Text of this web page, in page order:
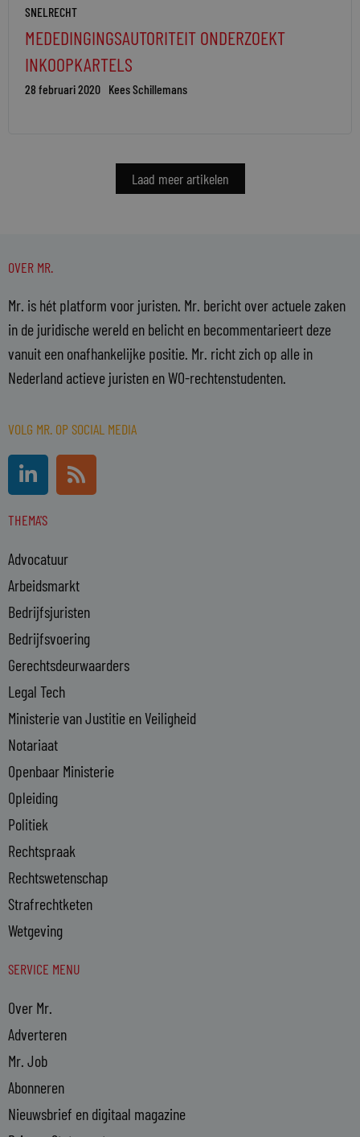
SNELRECHT
MEDEDINGINGSAUTORITEIT ONDERZOEKT
INKOOPKARTELS
28 februari 2020 Kees Schillemans
Laad meer artikelen
OVER MR.
Mr. is hét platform voor juristen. Mr. bericht over actuele zaken
in de juridische wereld en belicht en becommentarieert deze
vanuit een onafhankelijke positie. Mr. richt zich op alle in
Nederland actieve juristen en WO-rechtenstudenten.
VOLG MR. OP SOCIAL MEDIA
L
i
n
k
d
i
n
-
i
n
R
s
s
THEMA'S
Advocatuur
Arbeidsmarkt
Bedrijfsjuristen
Bedrijfsvoering
Gerechtsdeurwaarders
Legal Tech
Ministerie van Justitie en Veiligheid
Notariaat
Openbaar Ministerie
Opleiding
Politiek
Rechtspraak
Rechtswetenschap
Strafrechtketen
Wetgeving
SERVICE MENU
Over Mr.
Adverteren
Mr. Job
Abonneren
Nieuwsbrief en digitaal magazine